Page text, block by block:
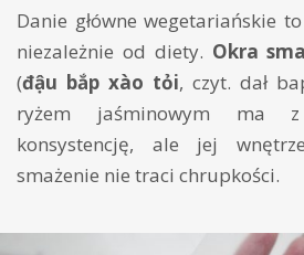
Danie główne wegetariańskie
niezależnie od diety. Okra
(đậu bắp xào tỏi, czyt. dał
ryżem jaśminowym ma
konsystencję, ale jej
smażenie nie traci chrupkości.